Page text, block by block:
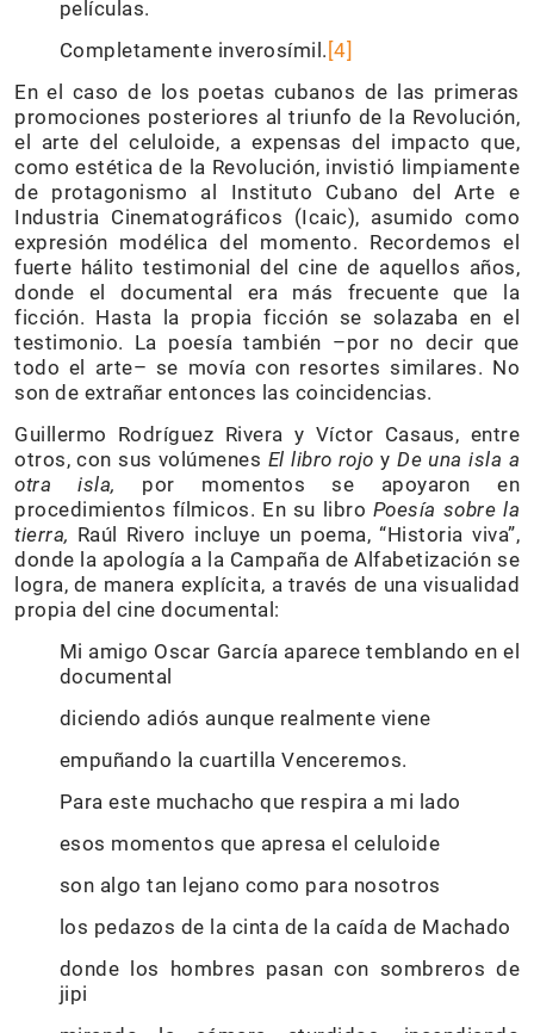
películas.
Completamente inverosímil. [4]
En el caso de los poetas cubanos de las primeras
promociones posteriores al triunfo de la Revolución,
el arte del celuloide, a expensas del impacto que,
como estética de la Revolución, invistió limpiamente
de protagonismo al Instituto Cubano del Arte e
Industria Cinematográficos (Icaic), asumido como
expresión modélica del momento. Recordemos el
fuerte hálito testimonial del cine de aquellos años,
donde el documental era más frecuente que la
ficción. Hasta la propia ficción se solazaba en el
testimonio. La poesía también –por no decir que
todo el arte– se movía con resortes similares. No
son de extrañar entonces las coincidencias.
Guillermo Rodríguez Rivera y Víctor Casaus, entre
otros, con sus volúmenes El libro rojoyDe una isla a
otra isla, por momentos se apoyaron en
procedimientos fílmicos. En su libro Poesía sobre la
tierra, Raúl Rivero incluye un poema, “Historia viva”,
donde la apología a la Campaña de Alfabetización se
logra, de manera explícita, a través de una visualidad
propia del cine documental:
Mi amigo Oscar García aparece temblando en el
documental
diciendo adiós aunque realmente viene
empuñando la cuartilla Venceremos.
Para este muchacho que respira a mi lado
esos momentos que apresa el celuloide
son algo tan lejano como para nosotros
los pedazos de la cinta de la caída de Machado
donde los hombres pasan con sombreros de
jipi